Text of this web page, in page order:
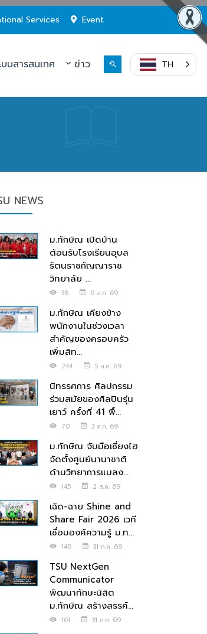
Services Event
บสารสนเทศ ข่าว TH
NEWS
ม.ทักษิณ เปิดบ้าน
ต้อนรับโรงเรียนอุบล
รัตนราชกัญญาราช
วิทยาลัย ...
38 6 ส.ค. 69
ม.ทักษิณ เคียงข้าง
พนักงานในช่วงเวลา
สำคัญของครอบครัว
เพิ่มสิท...
244 5 ส.ค. 69
นิทรรศการ ศิลปกรรม
ร่วมสมัยของศิลปินรุ่น
เยาว์ ครั้งที่ 41 พื้...
70 3 ส.ค. 69
ม.ทักษิณ จับมือเซี่ยงไฮ
จัดตั้งศูนย์นานาชาติ
ด้านวิทยาการแมลง...
145 2 ส.ค. 69
เฉิด-ฉาย Shine and
Share Fair 2026 เวที
เชื่อมองค์ความรู้ ม.ท...
149 31 ก.ค. 69
TSU NextGen
Communicator
พัฒนาทักษะนิสิต
ม.ทักษิณ สร้างสรรค์...
161 31 ก.ค. 69